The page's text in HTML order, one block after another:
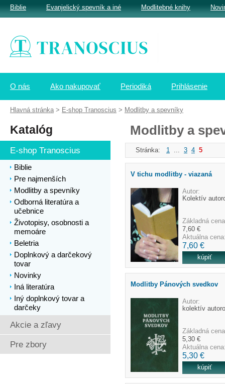
O nás Ako nakupovať Periodiká Prihlásenie
Modlitby a
Stránka: 1 3 4 5
V tichu modlitby - viazaná
Autor:
Kolektív
Základná
7,60 €
Aktuálna
7,60 €
Modlitby Pánových svedkov
Autor:
kolektív
Základná
5,30 €
Aktuálna
5,30 €
Katalóg
E-shop Tranoscius
Biblie
Pre najmenších
Modlitby a spevníky
Odborná literatúra a
učebnice
Životopisy, osobnosti a
memoáre
Beletria
Doplnkový a darčekový
tovar
Novinky
Iná literatúra
Iný doplnkový tovar a
darčeky
Akcie a zľavy
Pre zbory
Biblie Evanjelický spevník a iné Modlitebné knihy
Hlavná stránka> E-shop Tranoscius > Modlitby a spevníky